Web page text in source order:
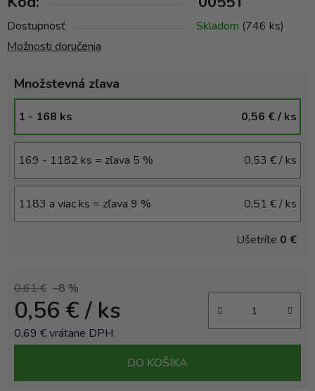
Dostupnosť Skladom (746 ks)
Možnosti doručenia
Množstevná zľava
1 - 168 ks 0,56 €/ ks
169 - 1182 ks = zľava 5 % 0,53 €/ ks
1183 a viac ks = zľava 9 % 0,51 €/ ks
Ušetríte 0 €
0,61 € –8 %
0,56 €/ ks
0,69 € vrátane DPH
DO KOŠÍKA